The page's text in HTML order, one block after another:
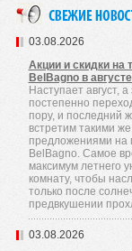
03.08.2026
Акции и скидки на
BelBagno в
Наступает август,
постепенно
пору, и последний
встретим такими
предложениями на
BelBagno. Самое
максимум летнего
комнату, чтобы
только после
предвкушении
03.08.2026